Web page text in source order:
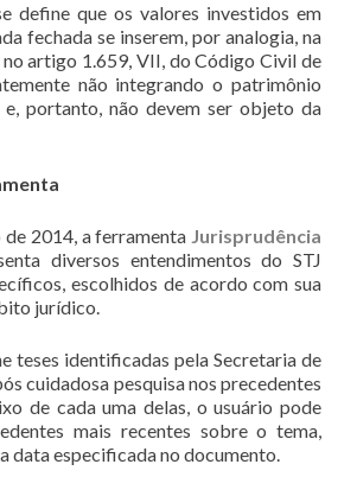
define que os valores investidos em
fechada se inserem, por analogia, na
artigo 1.659, VII, do Código Civil de
não integrando o patrimônio
portanto, não devem ser objeto da
de 2014, a ferramenta Jurisprudência
diversos entendimentos do STJ
escolhidos de acordo com sua
jurídico.
teses identificadas pela Secretaria de
cuidadosa pesquisa nos precedentes
de cada uma delas, o usuário pode
mais recentes sobre o tema,
data especificada no documento.